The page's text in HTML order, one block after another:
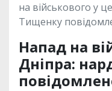
на військового у
Тищенку
Напад на
Дніпра: